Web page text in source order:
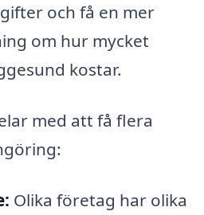
och få en mer
om hur mycket
kostar.
med att få flera
Olika företag har olika